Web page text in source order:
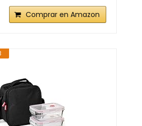
Comprar en Amazon